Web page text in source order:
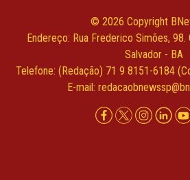
© 2026 Copyright
Endereço: Rua Frederico Simões, 98.
Salvador - BA
Telefone: (Redação) 71 9 8151-6184
E-mail: